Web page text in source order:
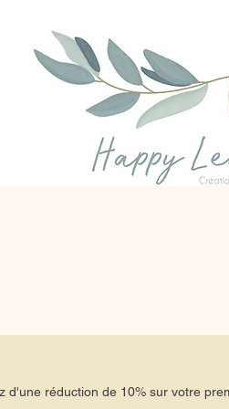
d'une réduction de 10% sur votre